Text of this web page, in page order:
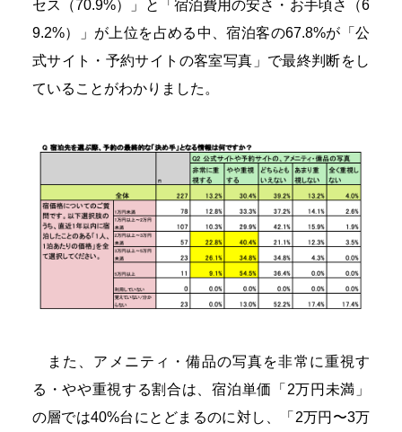
セス（70.9%）」と「宿泊費用の安さ・お手頃さ（6
9.2%）」が上位を占める中、宿泊客の67.8%が「公
式サイト・予約サイトの客室写真」で最終判断をし
ていることがわかりました。
また、アメニティ・備品の写真を非常に重視す
る・やや重視する割合は、宿泊単価「2万円未満」
の層では40%台にとどまるのに対し、「2万円〜3万